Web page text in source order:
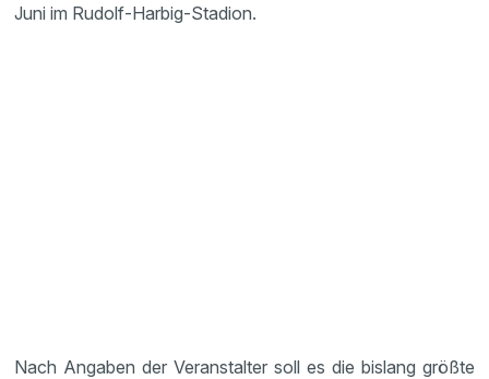
Juni im Rudolf-Harbig-Stadion.
Nach Angaben der Veranstalter soll es die bislang größte